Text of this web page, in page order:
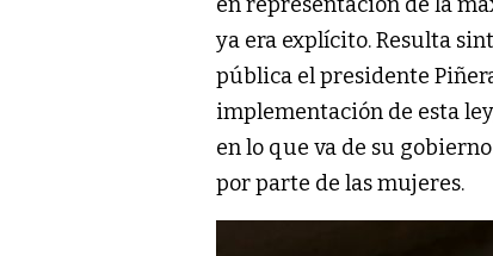
ya era explícito. Resulta
pública el presidente
implementación de esta
en lo que va de su
por parte de las mujeres.